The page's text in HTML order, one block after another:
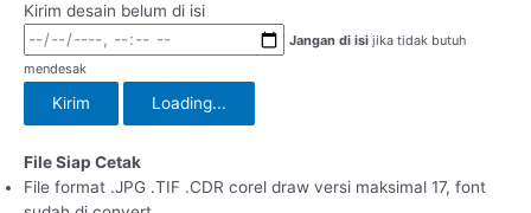
Kirim desain belum di isi
Jangan di isijika tidak butuh
mendesak
Kirim Loading...
File Siap Cetak
File format .JPG .TIF .CDR corel draw versi maksimal 17, font